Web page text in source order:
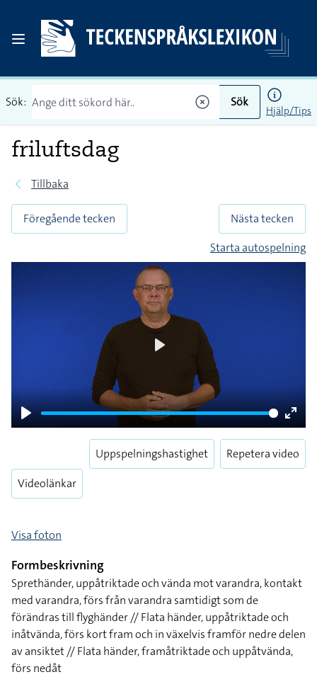
Sök: Sök
Hjälp/Tips
friluftsdag
Tillbaka
Föregående tecken
Nästa tecken
Starta autospelning
Play
Enter
Videolänkar
Uppspelningshastighet Repetera video
Visa foton
Formbeskrivning
Sprethänder, uppåtriktade och vända mot varandra, kontakt
med varandra, förs från varandra samtidigt som de
förändras till flyghänder // Flata händer, uppåtriktade och
inåtvända, förs kort fram och in växelvis framför nedre delen
av ansiktet // Flata händer, framåtriktade och uppåtvända,
förs nedåt